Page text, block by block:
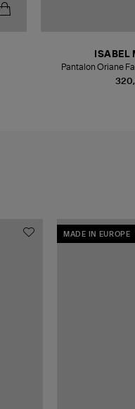
ISABEL
Pantalon Oriane
MADE IN EUROPE